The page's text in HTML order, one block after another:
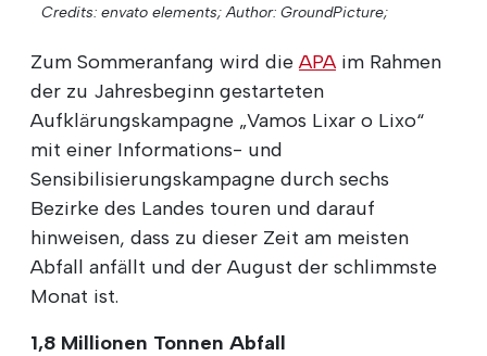
Credits: envato elements; Author: GroundPicture;
Zum Sommeranfang wird dieAPA im Rahmen
der zu Jahresbeginn gestarteten
Aufklärungskampagne „Vamos Lixar o Lixo“
mit einer Informations- und
Sensibilisierungskampagne durch sechs
Bezirke des Landes touren und darauf
hinweisen, dass zu dieser Zeit am meisten
Abfall anfällt und der August der schlimmste
Monat ist.
1,8 Millionen Tonnen Abfall